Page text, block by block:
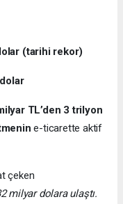
(tarihi rekor)
TL’den 3 trilyon
e-ticarette aktif
çeken
milyar dolara ulaştı.